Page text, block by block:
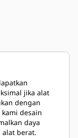
jika alat
dengan
desain
daya
alat berat.